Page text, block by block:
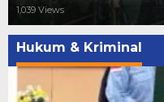
1,039 Views
Hukum & Kriminal